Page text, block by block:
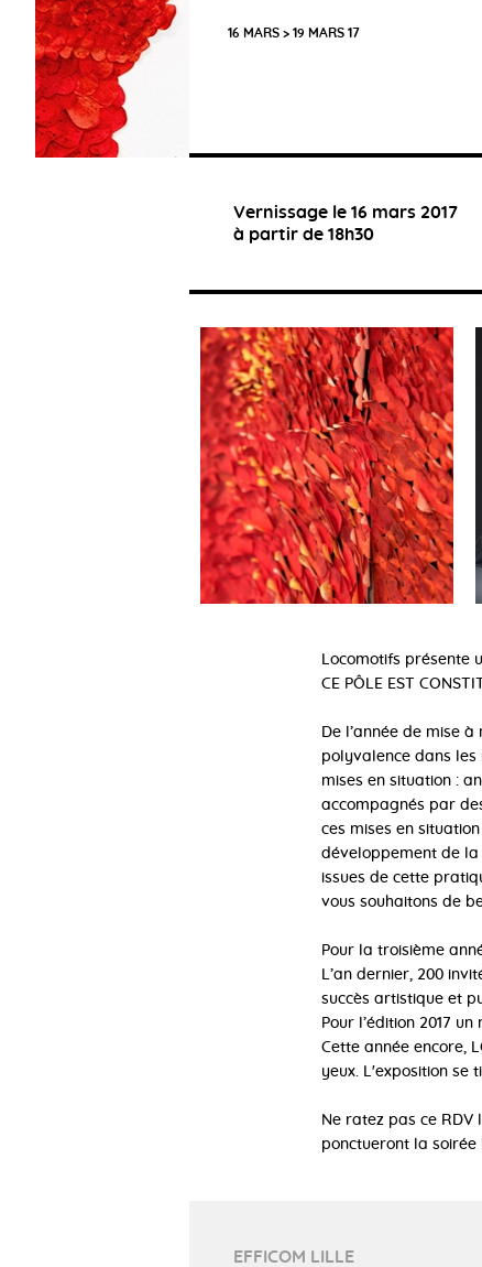
16 MARS > 19 MARS 17
Vernissage le 16 mars 2017
à partir de 18h30
Locomotifs présente
CE PÔLE EST
De l’année de mise
polyvalence dans les
mises en situation :
accompagnés par
ces mises en
développement de la
issues de cette
vous souhaitons de
Pour la troisième
L’an dernier, 200
succès artistique et
Pour l’édition 2017
Cette année encore,
yeux. L'exposition se
Ne ratez pas ce
ponctueront la soirée
EFFICOM LILLE